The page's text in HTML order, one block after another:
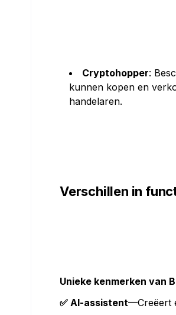
Cryptohopper:
kunnen kopen en
handelaren.
Verschillen in
Unieke kenmerken van
✅ AI-assistent—Creëert